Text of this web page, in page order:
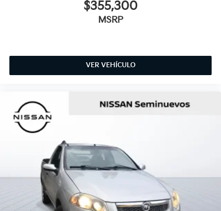
$355,300
MSRP
VER VEHÍCULO